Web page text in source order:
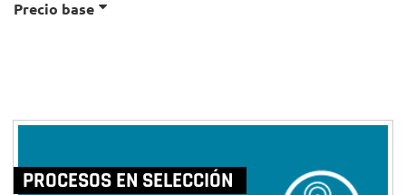
Precio base
PROCESOS EN SELECCIÓN